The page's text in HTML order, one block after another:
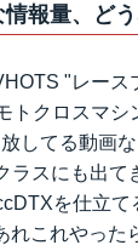
報量、ど
"レース
トクロスマシ
してる動画
スにも出て
を仕立
れこれやった